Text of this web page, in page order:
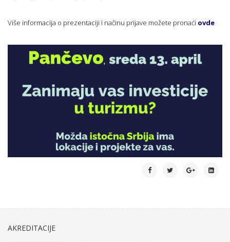
Više informacija o prezentaciji i načinu prijave možete pronaći ovde
AKREDITACIJE